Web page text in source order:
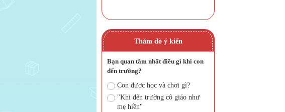
Thăm dò ý kiến
Bạn quan tâm nhất điều gì khi con
đến trường?
Con được học và chơi gì?
"Khi đến trường cô giáo như
mẹ hiền"